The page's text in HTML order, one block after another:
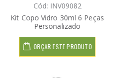
Cód: INV09082
Kit Copo Vidro 30ml 6 Peças
Personalizado
ORÇAR ESTE PRODUTO